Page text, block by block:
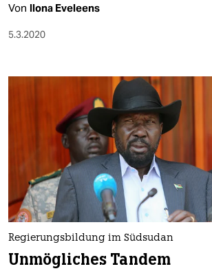
Von Ilona Eveleens
5.3.2020
Regierungsbildung im Südsudan
Unmögliches Tandem